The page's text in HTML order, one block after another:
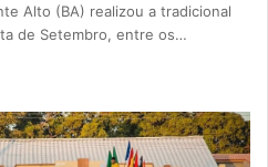
Alto (BA) realizou a tradicional
de Setembro, entre os…